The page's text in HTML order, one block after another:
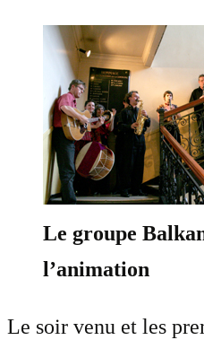
Le groupe
l’animation
Le soir venu et les